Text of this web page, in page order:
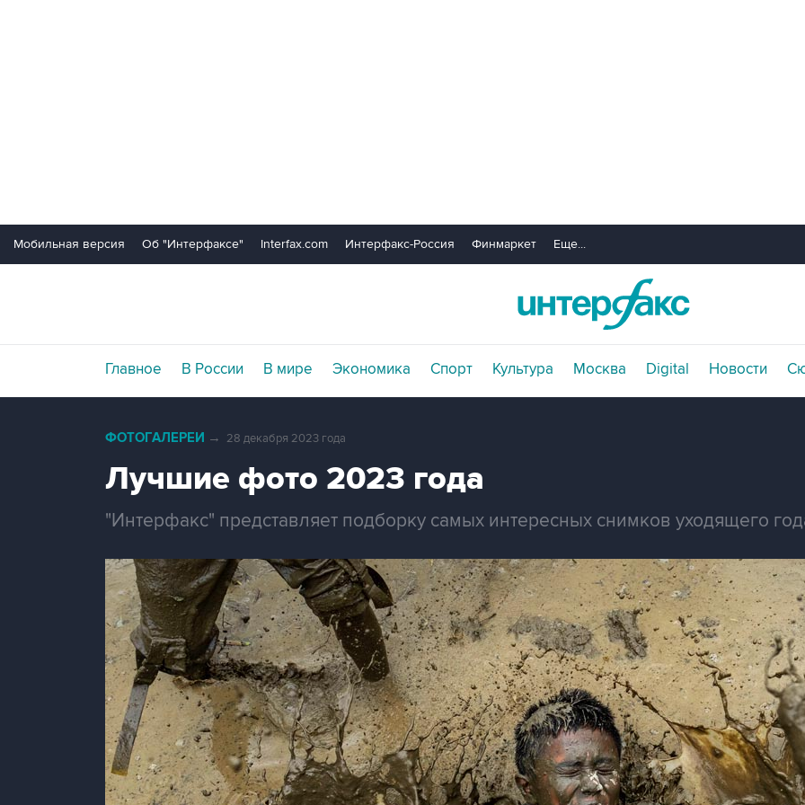
Мобильная версия Об "Интерфаксе" Interfax.com Интерфакс-Россия Финмаркет Еще...
Главное В России В мире Экономика Спорт Культура Москва Digital Новости
ФОТОГАЛЕРЕИ → 28 декабря 2023 года
Лучшие фото 2023 года
"Интерфакс" представляет подборку самых интересных снимков уходящего